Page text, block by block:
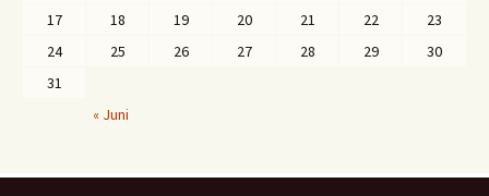
17
18 19 20 21 22
23
24
25 26 27 28 29
30
31
« Juni